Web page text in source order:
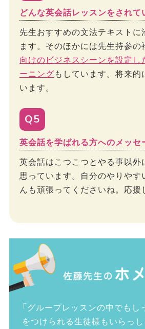
どんな英会話レッスンをされて
先生おすすめの文法テキストに
ます。そのほかには先生持参の
向けのビジネスシーンを設定し
ーニングもしています。将来的
います。
Q5
英会話を学ばれる方へのメッセ
英会話はこつこつとやる事以外
思っています。自分のやりやす
んも頑張ってくださいね。応援
「グループレッスンの中でもし
をつけられる生徒様もいらっ